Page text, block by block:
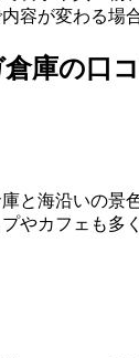
容が変わる場
庫の口コ
と海沿いの景
やカフェも多